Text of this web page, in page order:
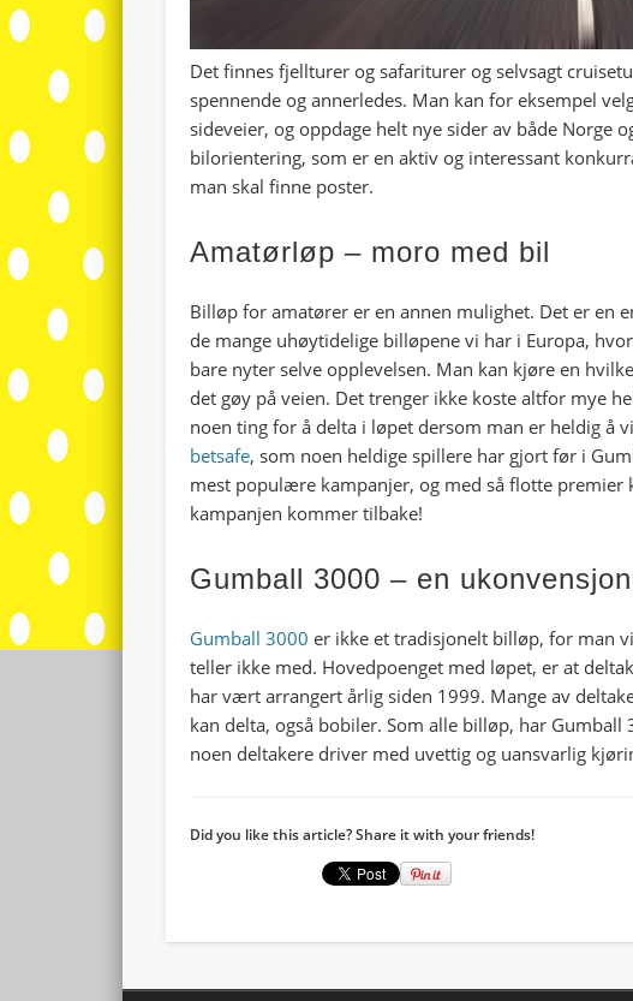
Det finnes fjellturer og safariturer og selvsagt
spennende og annerledes. Man kan for eksempel
sideveier, og oppdage helt nye sider av både Norge
bilorientering, som er en aktiv og interessant
man skal finne poster.
Amatørløp – moro med bil
Billøp for amatører er en annen mulighet. Det er en
de mange uhøytidelige billøpene vi har i Europa,
bare nyter selve opplevelsen. Man kan kjøre en
det gøy på veien. Det trenger ikke koste altfor mye
noen ting for å delta i løpet dersom man er heldig å
betsafe, som noen heldige spillere har gjort før i
mest populære kampanjer, og med så flotte premier
kampanjen kommer tilbake!
Gumball 3000 – en
Gumball 3000 er ikke et tradisjonelt billøp, for man
teller ikke med. Hovedpoenget med løpet, er at
har vært arrangert årlig siden 1999. Mange av
kan delta, også bobiler. Som alle billøp, har Gumball
noen deltakere driver med uvettig og uansvarlig
Did you like this article? Share it with your friends!